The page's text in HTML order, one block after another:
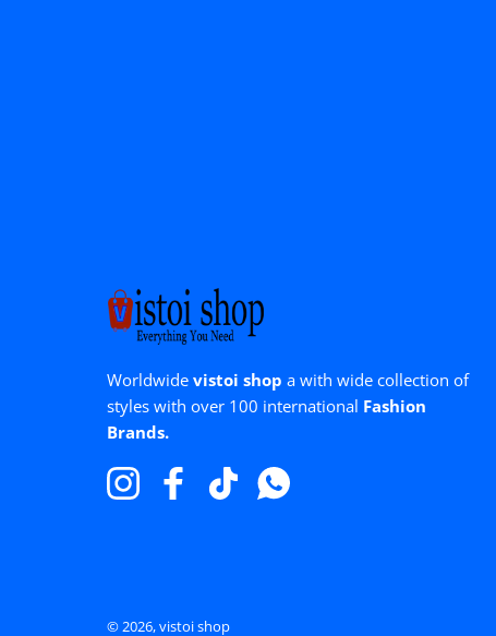
Worldwide vistoi shop a with wide collection of
styles with over 100 international Fashion
Brands.
InstagramFacebookTikTokWhatsApp
© 2026,vistoi shop
Black Jewelry Color ...